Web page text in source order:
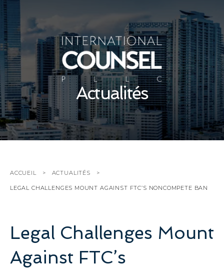
Actualités
ACCUEIL ACTUALITÉS
LEGAL CHALLENGES MOUNT AGAINST FTC’S NONCOMPETE BAN
Legal Challenges Mount
Against FTC’s